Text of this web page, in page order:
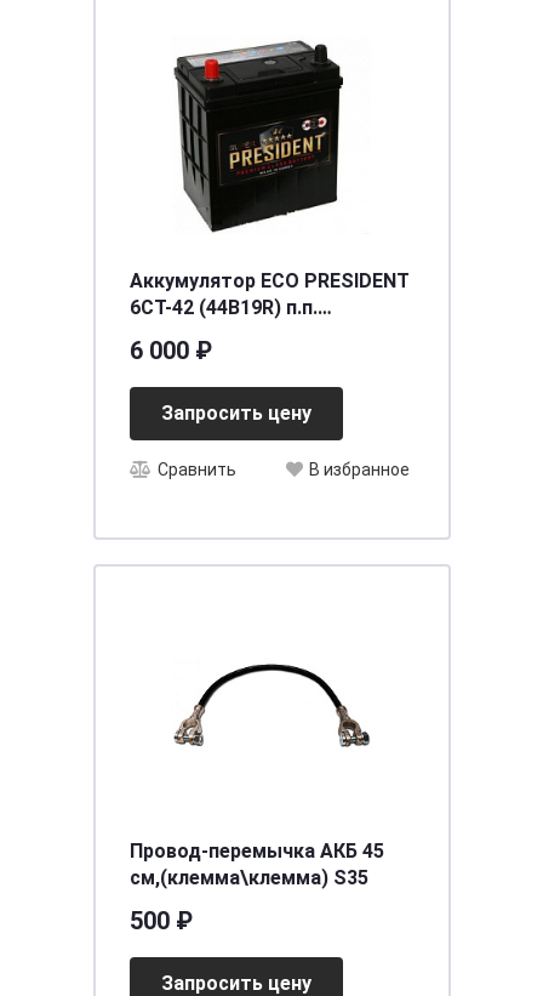
Аккумулятор ECO PRESIDENT
6СТ-42 (44B19R) п.п.
6 000 ₽
Запросить цену
Сравнить В избранное
Провод-перемычка АКБ 45
см,(клемма\клемма) S35
500 ₽
Запросить цену